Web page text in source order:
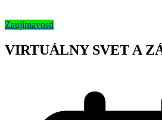
Zaujímavosti
VIRTUÁLNY SVET A